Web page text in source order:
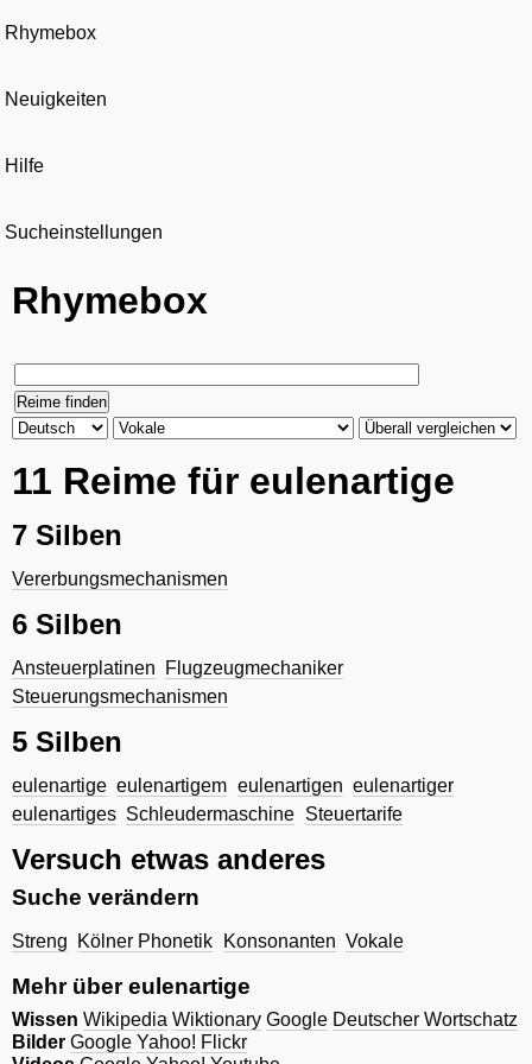
Rhymebox
Neuigkeiten
Hilfe
Sucheinstellungen
Rhymebox
11 Reime für eulenartige
7 Silben
Vererbungsmechanismen
6 Silben
Ansteuerplatinen
Flugzeugmechaniker
Steuerungsmechanismen
5 Silben
eulenartige eulenartigem eulenartigen eulenartiger
eulenartiges Schleudermaschine Steuertarife
Versuch etwas anderes
Suche verändern
Streng Kölner Phonetik Konsonanten Vokale
Mehr über eulenartige
Wissen Wikipedia Wiktionary Google Deutscher Wortschatz
Bilder Google Yahoo! Flickr